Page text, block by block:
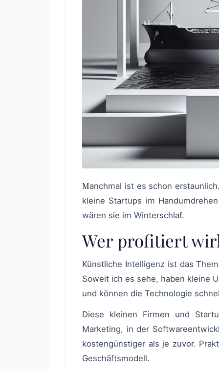
Manchmal ist es schon erstaunlich. Da blickt man auf die Tech-Welt und sieht, wie sich
kleine Startups im
wären sie im Winterschlaf.
Wer profitiert
Künstliche Intelligenz ist das Thema. Aber nicht jeder zieht den gleichen Vorteil daraus.
Soweit ich es sehe, haben kleine
und können die Technologie
Diese kleinen Firmen und Startups nutzen die KI, um rasch zu wachsen. Ob im
Marketing, in der
kostengünstiger als je zuvor.
Geschäftsmodell.